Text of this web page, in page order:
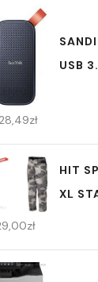
USB
zł
HIT
XL
zł